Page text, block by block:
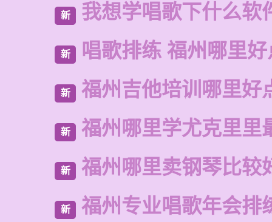
新 我想学唱歌下什么软
新 唱歌排练 福州哪里
新 福州吉他培训哪里好
新 福州哪里学尤克里里
新 福州哪里卖钢琴比较
新 福州专业唱歌年会排